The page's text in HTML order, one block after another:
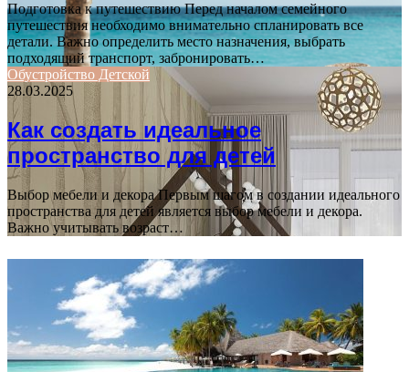
Подготовка к путешествию Перед началом семейного
путешествия необходимо внимательно спланировать все
детали. Важно определить место назначения, выбрать
подходящий транспорт, забронировать…
Обустройство Детской
28.03.2025
Как создать идеальное
пространство для детей
Выбор мебели и декора Первым шагом в создании идеального
пространства для детей является выбор мебели и декора.
Важно учитывать возраст…